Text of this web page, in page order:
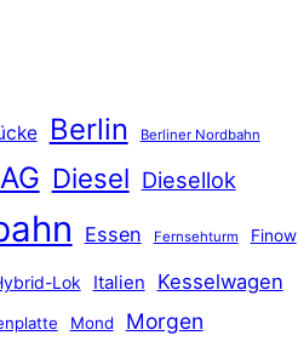
Berlin Berliner Nordbahn
Diesel Diesellok
Essen Fernsehturm Finow
Lok Italien Kesselwagen
Mond Morgen